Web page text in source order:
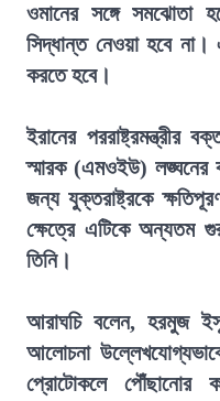
ওমানের সঙ্গে সমঝোতা
সিদ্ধান্ত নেওয়া হবে
করতে হবে।
ইরানের পররাষ্ট্রমন্ত্রীর
স্মারক (এমওইউ) লঙ্ঘনের
জন্য যুক্তরাষ্ট্রকে
ক্ষেত্রে এটিকে অন্যতম
তিনি।
আরাঘচি বলেন, হরমুজ
আলোচনা
প্রোটোকলে পৌঁছানোর